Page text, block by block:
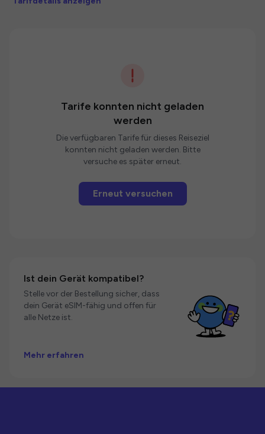
Tarife konnten nicht geladen
werden
Die verfügbaren Tarife für dieses Reiseziel
konnten nicht geladen werden. Bitte
versuche es später erneut.
Erneut versuchen
Ist dein Gerät kompatibel?
Stelle vor der Bestellung sicher, dass
dein Gerät eSIM-fähig und offen für
alle Netze ist.
Mehr erfahren